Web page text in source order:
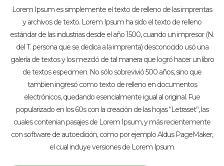
Lorem Ipsum es simplemente el texto de relleno de las imprentas
y archivos de texto. Lorem Ipsum ha sido el texto de relleno
estándar de las industrias desde el año 1500, cuando un impresor (N.
del T. persona que se dedica a la imprenta) desconocido usó una
galería de textos y los mezcló de tal manera que logró hacer un libro
de textos especimen. No sólo sobrevivió 500 años, sino que
tambien ingresó como texto de relleno en documentos
electrónicos, quedando esencialmente igual al original. Fue
popularizado en los 60s con la creación de las hojas “Letraset”, las
cuales contenian pasajes de Lorem Ipsum, y más recientemente
con software de autoedición, como por ejemplo Aldus PageMaker,
el cual incluye versiones de Lorem Ipsum.